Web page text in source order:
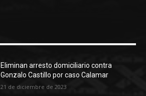
Eliminan arresto domiciliario contra
Gonzalo Castillo por caso Calamar
21 de diciembre de 2023